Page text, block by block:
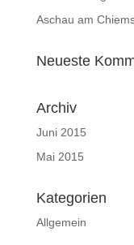
Aschau am
Neueste
Archiv
Juni 2015
Mai 2015
Kategorien
Allgemein